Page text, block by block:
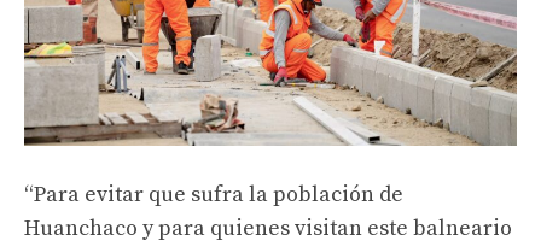
“Para evitar que sufra la población de
Huanchaco y para quienes visitan este balneario